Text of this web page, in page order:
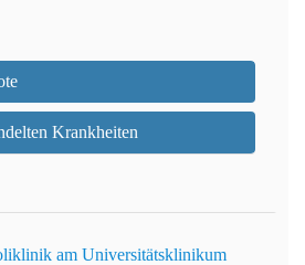
Krankheiten
am Universitätsklinikum